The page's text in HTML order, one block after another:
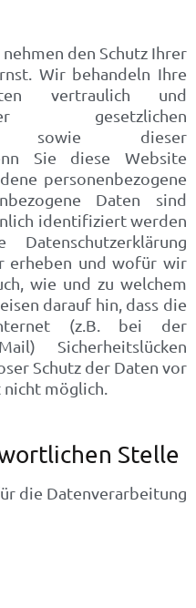
den Schutz Ihrer
Wir behandeln Ihre
vertraulich und
gesetzlichen
sowie dieser
Sie diese Website
personenbezogene
Daten sind
identifiziert werden
erheben und wofür wir
wie und zu welchem
darauf hin, dass die
(z.B. bei der
Sicherheitslücken
Schutz der Daten vor
möglich.
Stelle
die Datenverarbeitung